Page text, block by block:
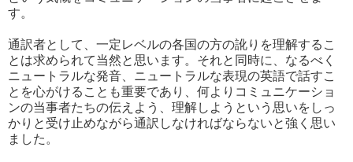
す。
通訳者として、一定レベルの各国の方の訛りを理解するこ
とは求められて当然と思います。それと同時に、なるべく
ニュートラルな発音、ニュートラルな表現の英語で話すこ
とを心がけることも重要であり、何よりコミュニケーショ
ンの当事者たちの伝えよう、理解しようという思いをしっ
かりと受け止めながら通訳しなければならないと強く思い
ました。